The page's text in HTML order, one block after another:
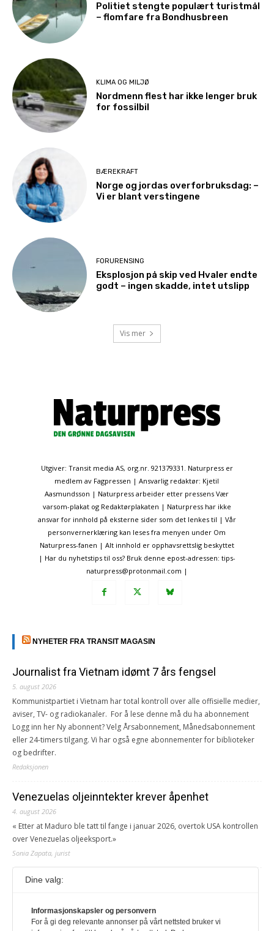
Politiet stengte populært turistmål
– flomfare fra Bondhusbreen
KLIMA OG MILJØ
Nordmenn flest har ikke lenger bruk
for fossilbil
BÆREKRAFT
Norge og jordas overforbruksdag: –
Vi er blant verstingene
FORURENSING
Eksplosjon på skip ved Hvaler endte
godt – ingen skadde, intet utslipp
Vis mer
Utgiver: Transit media AS, org.nr. 921379331. Naturpress er
medlem av Fagpressen | Ansvarlig redaktør: Kjetil
Aasmundsson | Naturpress arbeider etter pressens Vær
varsom-plakat og Redaktørplakaten | Naturpress har ikke
ansvar for innhold på eksterne sider som det lenkes til | Vår
personvernerklæring kan leses fra menyen under Om
Naturpress-fanen | Alt innhold er opphavsrettslig beskyttet
| Har du nyhetstips til oss? Bruk denne epost-adressen: tips-
naturpress@protonmail.com |
NYHETER FRA TRANSIT MAGASIN
Journalist fra Vietnam idømt 7 års fengsel
5. august 2026
Kommunistpartiet i Vietnam har total kontroll over alle offisielle medier,
aviser, TV- og radiokanaler. For å lese denne må du ha abonnement
Logg inn her Ny abonnent? Velg Årsabonnement, Månedsabonnement
eller 24-timers tilgang. Vi har også egne abonnementer for biblioteker
og bedrifter.
Redaksjonen
Venezuelas oljeinntekter krever åpenhet
4. august 2026
« Etter at Maduro ble tatt til fange i januar 2026, overtok USA kontrollen
over Venezuelas oljeeksport.»
Sonia Zapata, jurist
117,8 millioner er på flukt, en nedgang fra forrige
1. august 2026
Ville ha tilsvart verdens trettende største land i folketall. For å lese
Dine valg:
Informasjonskapsler og personvern
For å gi deg relevante annonser på vårt nettsted bruker vi